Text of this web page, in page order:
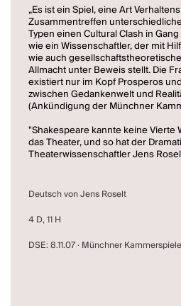
„Es ist ein Spiel, eine Art
Zusammentreffen
Typen einen Cultural Clash in
wie ein Wissenschaftler, der mit
wie auch
Allmacht unter Beweis stellt. Die
existiert nur im Kopf Prosperos
zwischen Gedankenwelt und
(Ankündigung der Münchner
"Shakespeare kannte keine Vierte
das Theater, und so hat der
Theaterwissenschaftler Jens
Deutsch von Jens Roselt
4 D, 11 H
DSE: 8.11.07 · Münchner